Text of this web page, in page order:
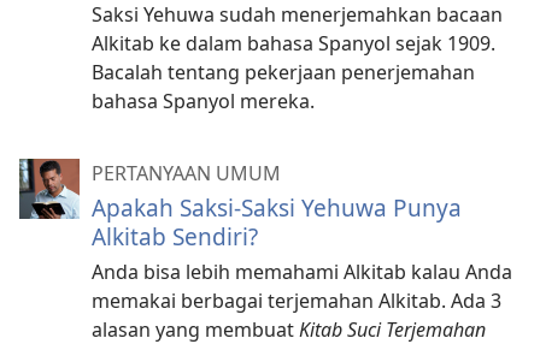
Saksi Yehuwa sudah menerjemahkan bacaan
Alkitab ke dalam bahasa Spanyol sejak 1909.
Bacalah tentang pekerjaan penerjemahan
bahasa Spanyol mereka.
PERTANYAAN UMUM
Apakah Saksi-Saksi Yehuwa Punya
Alkitab Sendiri?
Anda bisa lebih memahami Alkitab kalau Anda
memakai berbagai terjemahan Alkitab. Ada 3
alasan yang membuatKitab Suci Terjemahan